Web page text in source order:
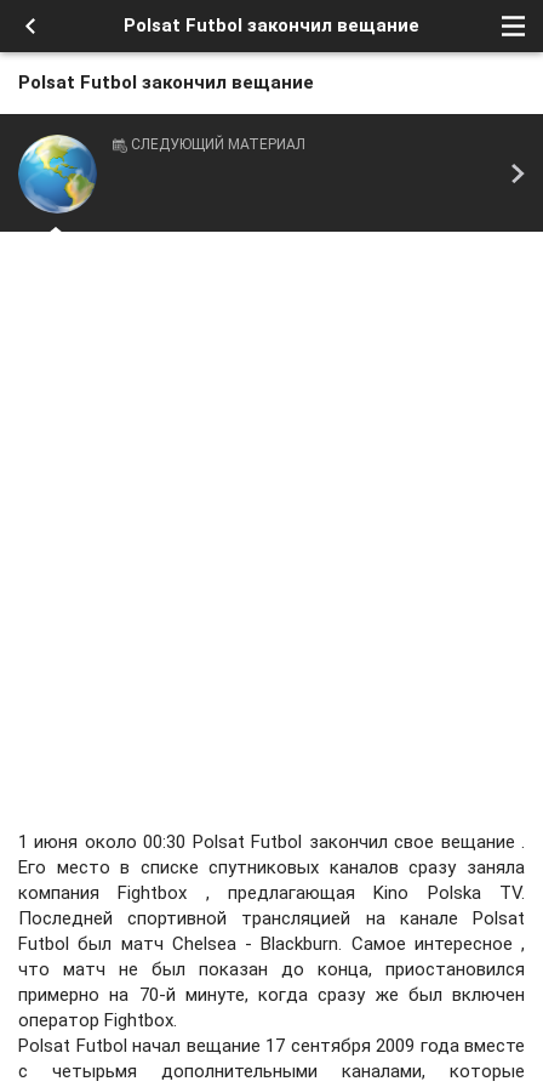
Polsat Futbol закончил вещание
Polsat Futbol закончил вещание
СЛЕДУЮЩИЙ МАТЕРИАЛ
1 июня около 00:30 Polsat Futbol закончил свое вещание .
Его место в списке спутниковых каналов сразу заняла
компания Fightbox , предлагающая Kino Polska TV.
Последней спортивной трансляцией на канале Polsat
Futbol был матч Chelsea - Blackburn. Самое интересное ,
что матч не был показан до конца, приостановился
примерно на 70-й минуте, когда сразу же был включен
оператор Fightbox.
Polsat Futbol начал вещание 17 сентября 2009 года вместе
с четырьмя дополнительными каналами, которые